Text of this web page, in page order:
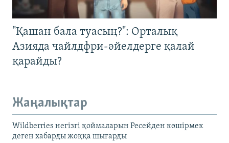
"Қашан бала туасың?": Орталық
Азияда чайлдфри-әйелдерге қалай
қарайды?
Жаңалықтар
Wildberries негізгі қоймаларын Ресейден көшірмек
деген хабарды жоққа шығарды